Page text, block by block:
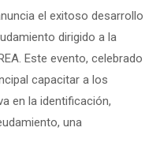
el exitoso desarrollo
dirigido a la
Este evento, celebrado
capacitar a los
en la identificación,
una